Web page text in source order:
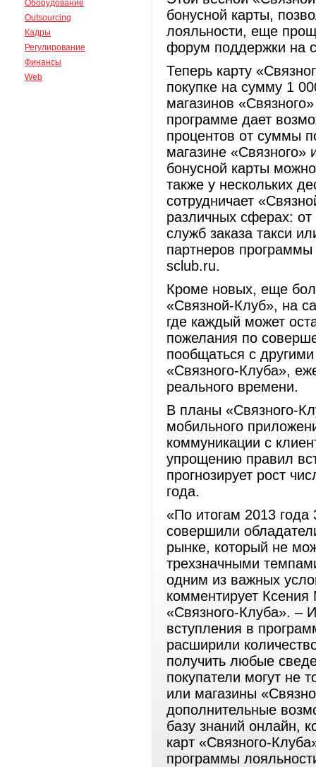
Оборудование
Outsourcing
Кадры
Регулирование
Финансы
Web
бонусной карты,
лояльности, еще
форум поддержки на
Теперь карту
покупке на сумму 1
магазинов
программе дает
процентов от суммы
магазине
бонусной карты
также у нескольких
сотрудничает
различных сферах:
служб заказа такси
партнеров
sclub.ru.
Кроме новых, еще
«Связной-Клуб», на
где каждый может
пожелания по
пообщаться с
«Связного-Клуба»,
реального времени.
В планы «Связного-
мобильного
коммуникации с
упрощению правил
прогнозирует рост
года.
«По итогам 2013 года
совершили
рынке, который не
трехзначными
одним из важных
комментирует
«Связного-Клуба». –
вступления в
расширили
получить любые
покупатели могут не
или магазины
дополнительные
базу знаний онлайн,
карт «Связного-
программы